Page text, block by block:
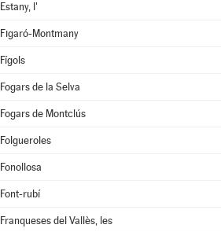
Estany, l'
Figaró-Montmany
Fígols
Fogars de la Selva
Fogars de Montclús
Folgueroles
Fonollosa
Font-rubí
Franqueses del Vallès, les